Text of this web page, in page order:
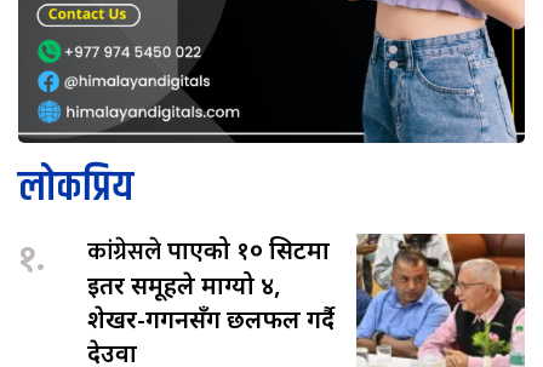
लोकप्रिय
१. कांग्रेसलेपाएको १० सिटमा
इतर समूहले माग्यो ४,
शेखर-गगनसँग छलफल गर्दै
देउवा